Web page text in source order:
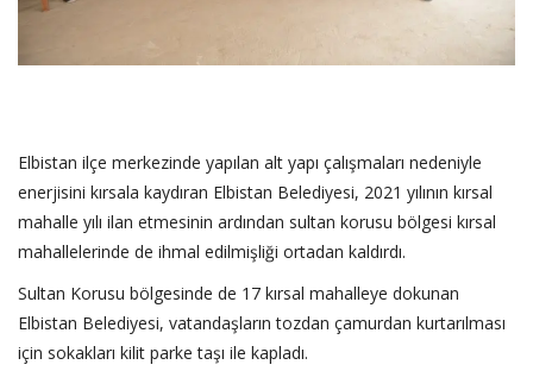
Elbistan ilçe merkezinde yapılan alt yapı çalışmaları nedeniyle
enerjisini kırsala kaydıran Elbistan Belediyesi, 2021 yılının kırsal
mahalle yılı ilan etmesinin ardından sultan korusu bölgesi kırsal
mahallelerinde de ihmal edilmişliği ortadan kaldırdı.
Sultan Korusu bölgesinde de 17 kırsal mahalleye dokunan
Elbistan Belediyesi, vatandaşların tozdan çamurdan kurtarılması
için sokakları kilit parke taşı ile kapladı.